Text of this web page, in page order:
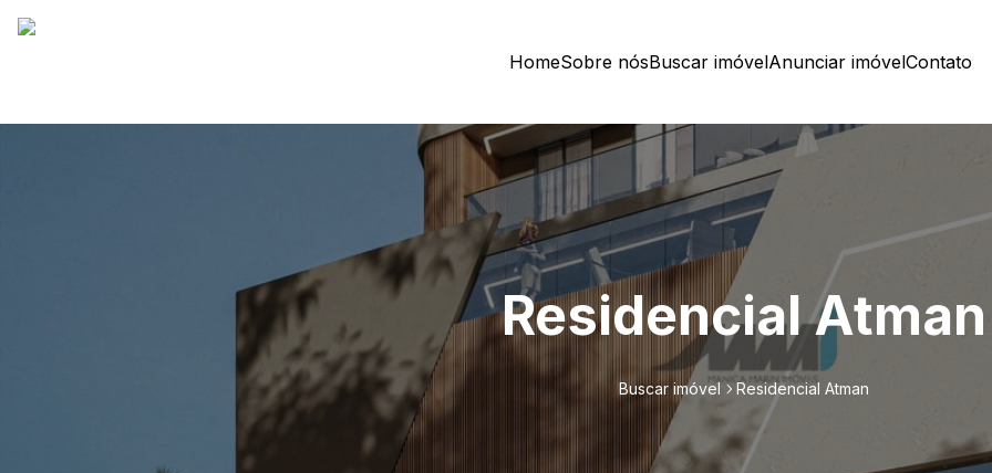
HomeSobre nósBuscar imóvelAnunciar imóvelContato
Residencial Atman
Buscar imóvel Residencial Atman